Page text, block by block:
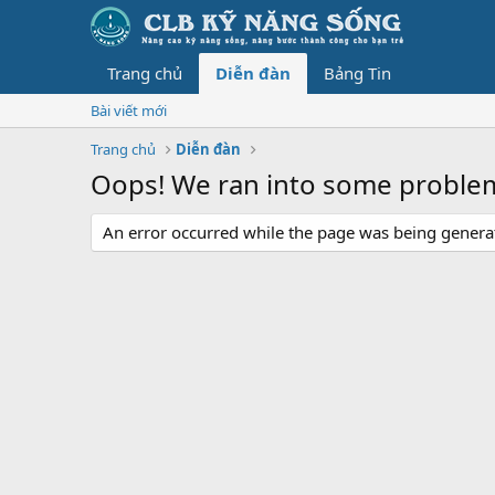
Trang chủ Diễn đàn Bảng Tin
Bài viết mới
Trang chủ
Diễn đàn
Oops! We ran into some
An error occurred while the page was being